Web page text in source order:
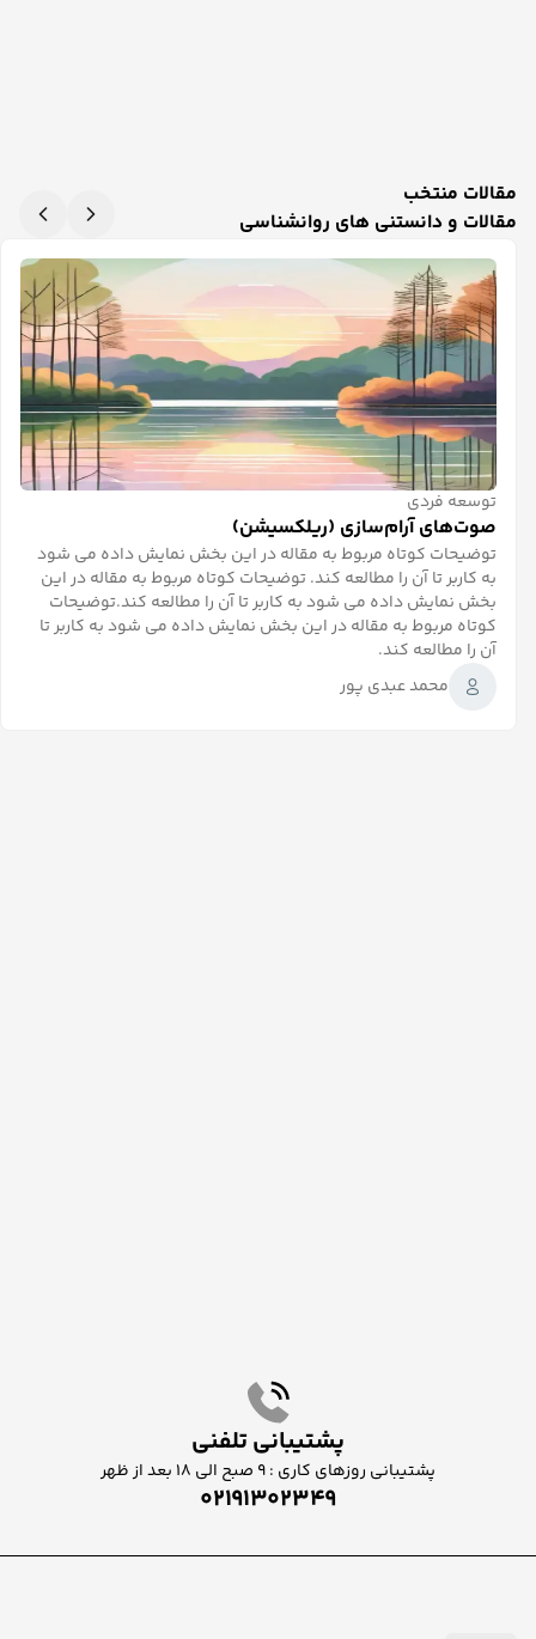
مقالات منتخب
مقالات و دانستنی های روانشناسی
توسعه فردی
صوت‌های آرام‌سازی (ریلکسیشن)
توضیحات کوتاه مربوط به مقاله در این بخش نمایش داده می شود
به کاربر تا آن را مطالعه کند. توضیحات کوتاه مربوط به مقاله در این
بخش نمایش داده می شود به کاربر تا آن را مطالعه کند.توضیحات
کوتاه مربوط به مقاله در این بخش نمایش داده می شود به کاربر تا
آن را مطالعه کند.
محمد عبدی پور
پشتیبانی تلفنی
پشتیبانی روزهای کاری : ۹ صبح الی ۱۸ بعد از ظهر
02191302349